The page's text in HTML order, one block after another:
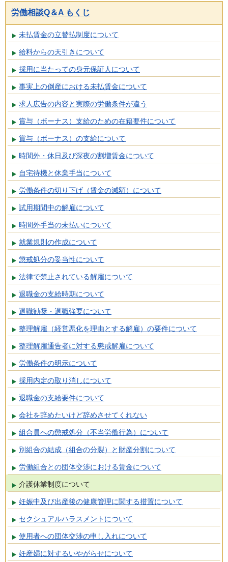
労働相談Q＆A もくじ
未払賃金の立替払制度について
給料からの天引きについて
採用に当たっての身元保証人について
事実上の倒産における未払賃金について
求人広告の内容と実際の労働条件が違う
賞与（ボーナス）支給のための在籍要件について
賞与（ボーナス）の支給について
時間外・休日及び深夜の割増賃金について
自宅待機と休業手当について
労働条件の切り下げ（賃金の減額）について
試用期間中の解雇について
時間外手当の未払いについて
就業規則の作成について
懲戒処分の妥当性について
法律で禁止されている解雇について
退職金の支給時期について
退職勧奨・退職強要について
整理解雇（経営悪化を理由とする解雇）の要件について
整理解雇通告者に対する懲戒解雇について
労働条件の明示について
採用内定の取り消しについて
退職金の支給要件について
会社を辞めたいけど辞めさせてくれない
組合員への懲戒処分（不当労働行為）について
別組合の結成（組合の分裂）と財産分割について
労働組合との団体交渉における賃金について
介護休業制度について
妊娠中及び出産後の健康管理に関する措置について
セクシュアルハラスメントについて
使用者への団体交渉の申し入れについて
妊産婦に対するいやがらせについて